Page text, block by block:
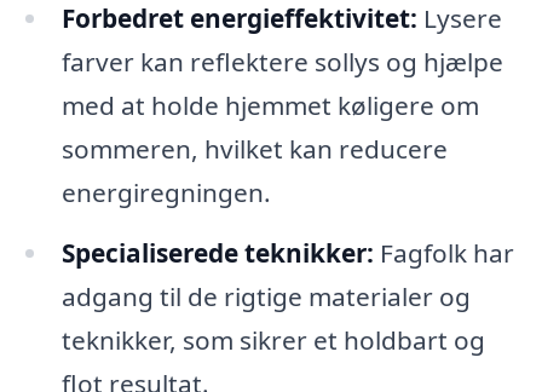
Forbedret energieffektivitet: Lysere
farver kan reflektere sollys og hjælpe
med at holde hjemmet køligere om
sommeren, hvilket kan reducere
energiregningen.
Specialiserede teknikker: Fagfolk har
adgang til de rigtige materialer og
teknikker, som sikrer et holdbart og
flot resultat.